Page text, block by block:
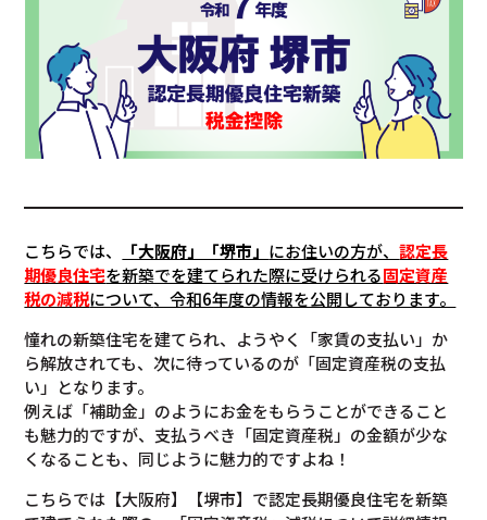
こちらでは、 「大阪府」「堺市」 にお住いの方が、認定長
期優良住宅を新築でを建てられた際に受けられる固定資産
税の減税について、令和6年度の情報を公開しております。
憧れの新築住宅を建てられ、ようやく「家賃の支払い」か
ら解放されても、次に待っているのが「固定資産税の支払
い」となります。
例えば「補助金」のようにお金をもらうことができること
も魅力的ですが、支払うべき「固定資産税」の金額が少な
くなることも、同じように魅力的ですよね！
こちらでは【大阪府】【堺市】で認定長期優良住宅を新築